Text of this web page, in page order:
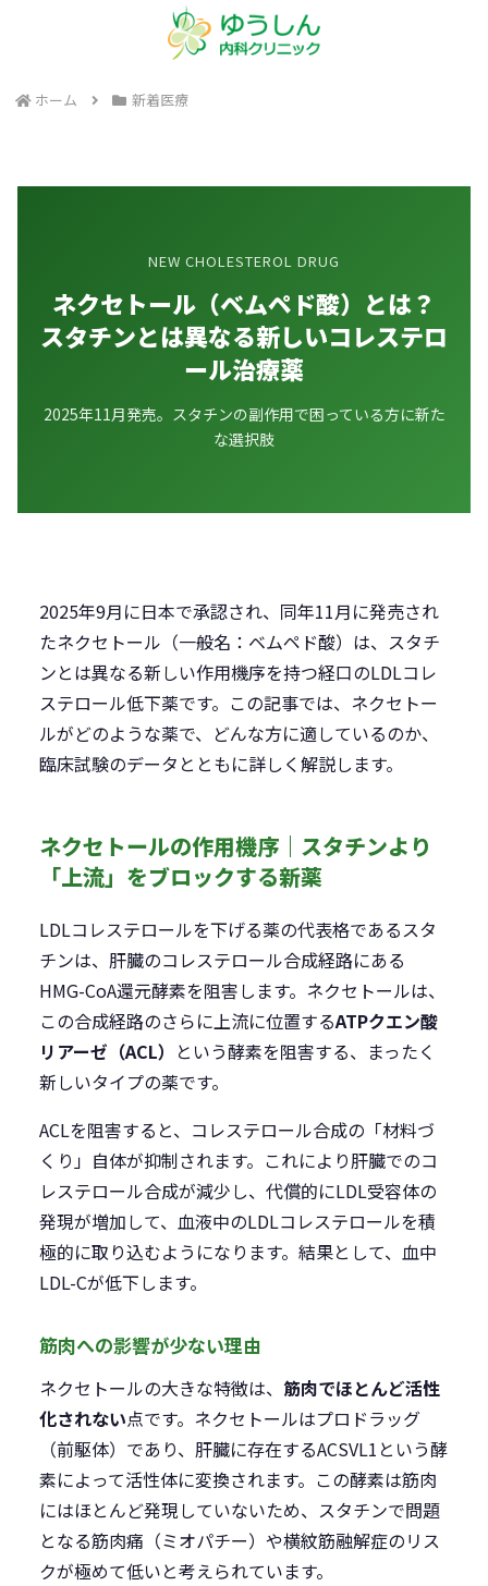
ホーム 新着医療
NEW CHOLESTEROL DRUG
ネクセトール（ベムペド酸）とは？
スタチンとは異なる新しいコレステロ
ール治療薬
2025年11月発売。スタチンの副作用で困っている方に新た
な選択肢
2025年9月に日本で承認され、同年11月に発売され
たネクセトール（一般名：ベムペド酸）は、スタチ
ンとは異なる新しい作用機序を持つ経口のLDLコレ
ステロール低下薬です。この記事では、ネクセトー
ルがどのような薬で、どんな方に適しているのか、
臨床試験のデータとともに詳しく解説します。
ネクセトールの作用機序｜スタチンより
「上流」をブロックする新薬
LDLコレステロールを下げる薬の代表格であるスタ
チンは、肝臓のコレステロール合成経路にある
HMG-CoA還元酵素を阻害します。ネクセトールは、
この合成経路のさらに上流に位置するATPクエン酸
リアーゼ（ACL） という酵素を阻害する、まったく
新しいタイプの薬です。
ACLを阻害すると、コレステロール合成の「材料づ
くり」自体が抑制されます。これにより肝臓でのコ
レステロール合成が減少し、代償的にLDL受容体の
発現が増加して、血液中のLDLコレステロールを積
極的に取り込むようになります。結果として、血中
LDL-Cが低下します。
筋肉への影響が少ない理由
ネクセトールの大きな特徴は、 筋肉でほとんど活性
化されない点です。ネクセトールはプロドラッグ
（前駆体）であり、肝臓に存在するACSVL1という酵
素によって活性体に変換されます。この酵素は筋肉
にはほとんど発現していないため、スタチンで問題
となる筋肉痛（ミオパチー）や横紋筋融解症のリス
クが極めて低いと考えられています。